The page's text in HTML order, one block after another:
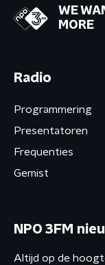
WE
MORE
Radio
Programmering
Presentatoren
Frequenties
Gemist
NPO 3FM
Altijd op de